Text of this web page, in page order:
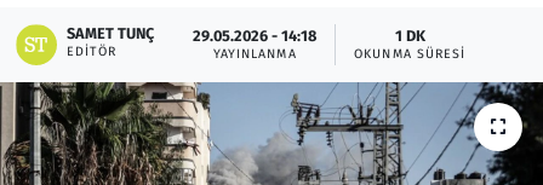
SAMET TUNÇ
EDITÖR
29.05.2026 - 14:18
YAYINLANMA
1 DK
OKUNMA SÜRESI
Oyun
Ramazan
Resmi İlanlar